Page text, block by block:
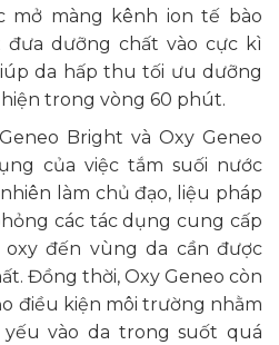
mở màng kênh ion tế bào
dưỡng chất vào cực kì
da hấp thu tối ưu dưỡng
trong vòng 60 phút.
Bright và Oxy Geneo
của việc tắm suối nước
làm chủ đạo, liệu pháp
các tác dụng cung cấp
đến vùng da cần được
Đồng thời, Oxy Geneo còn
điều kiện môi trường nhằm
vào da trong suốt quá